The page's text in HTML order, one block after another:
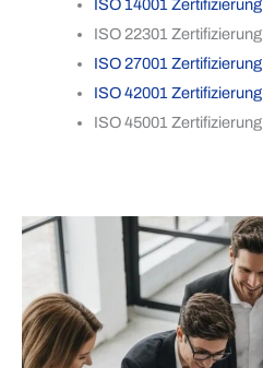
ISO 14001 Zertifizierung
ISO 22301 Zertifizierung
ISO 27001 Zertifizierung
ISO 42001 Zertifizierung
ISO 45001 Zertifizierung